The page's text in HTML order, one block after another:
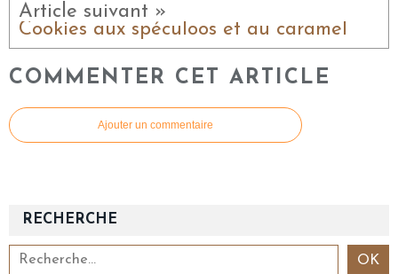
Article suivant »
Cookies aux spéculoos et au caramel
COMMENTER CET ARTICLE
Ajouter un commentaire
RECHERCHE